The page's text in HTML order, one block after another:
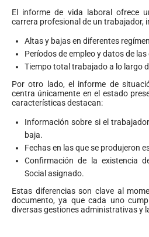
El informe de vida laboral ofrece
carrera profesional de un trabajador,
Altas y bajas en diferentes
Períodos de empleo y datos de las
Tiempo total trabajado a lo largo
Por otro lado, el informe de
centra únicamente en el estado
características destacan:
Información sobre si el
baja.
Fechas en las que se produjeron
Confirmación de la existencia
Social asignado.
Estas diferencias son clave al
documento, ya que cada uno
diversas gestiones administrativas y